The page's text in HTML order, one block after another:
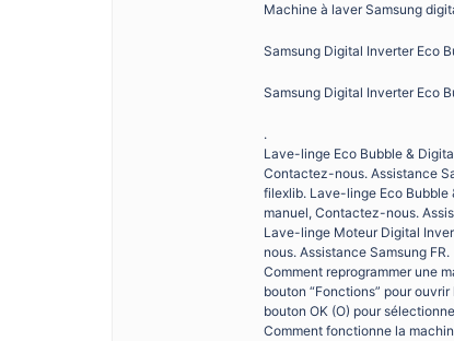
Machine à laver Samsung
Samsung Digital Inverter Eco
Samsung Digital Inverter Eco
.
Lave-linge Eco Bubble &
Contactez-nous. Assistance
filexlib. Lave-linge Eco Bubble
manuel, Contactez-nous.
Lave-linge Moteur Digital
nous. Assistance Samsung FR.
Comment reprogrammer une
bouton “Fonctions” pour
bouton OK (O) pour
Comment fonctionne la